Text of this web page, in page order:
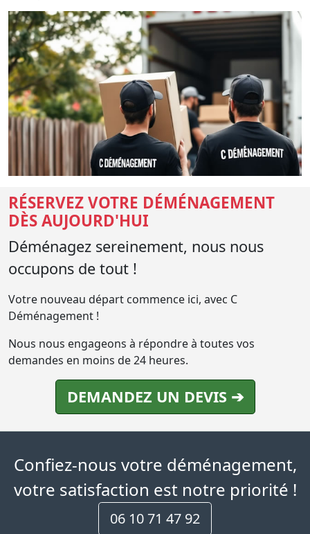
RÉSERVEZ VOTRE DÉMÉNAGEMENT
DÈS AUJOURD'HUI
Déménagez sereinement, nous nous
occupons de tout !
Votre nouveau départ commence ici, avec C
Déménagement !
Nous nous engageons à répondre à toutes vos
demandes en moins de 24 heures.
DEMANDEZ UN DEVIS ➔
Confiez-nous votre déménagement,
votre satisfaction est notre priorité !
06 10 71 47 92